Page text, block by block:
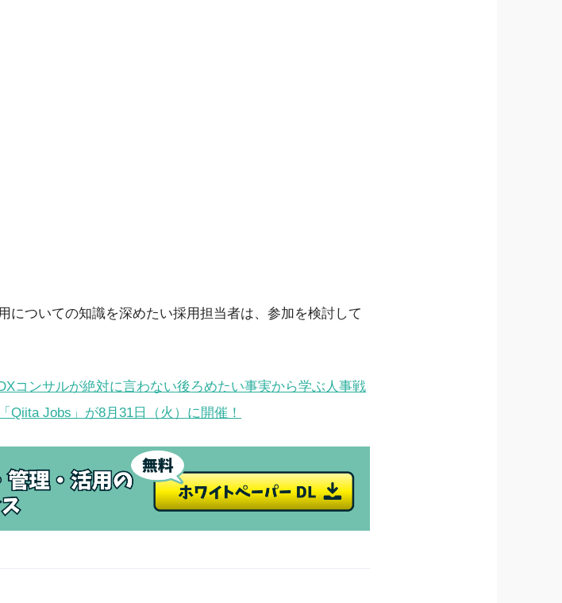
についての知識を深めたい採用担当者は、参加を検討して
コンサルが絶対に言わない後ろめたい事実から学ぶ人事戦
Jobs」が8月31日（火）に開催！